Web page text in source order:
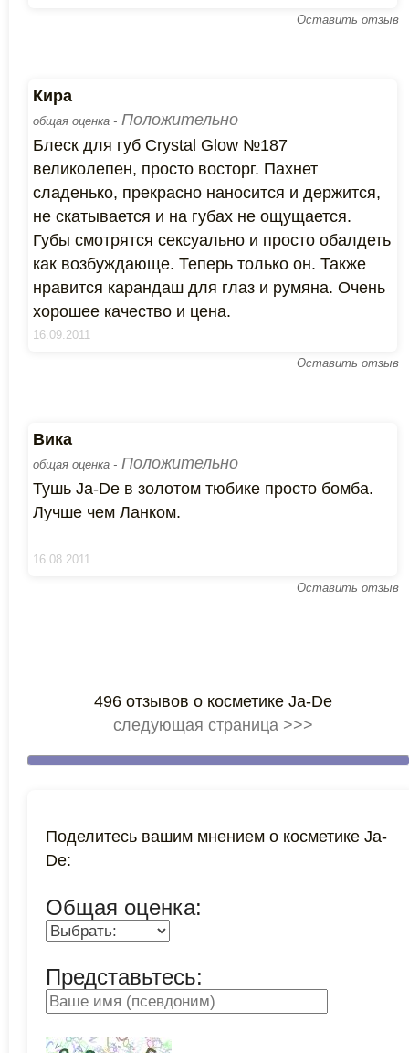
Оставить отзыв
Кира
общая оценка - Положительно
Блеск для губ Crystal Glow №187
великолепен, просто восторг. Пахнет
сладенько, прекрасно наносится и держится,
не скатывается и на губах не ощущается.
Губы смотрятся сексуально и просто обалдеть
как возбуждающе. Теперь только он. Также
нравится карандаш для глаз и румяна. Очень
хорошее качество и цена.
16.09.2011
Оставить отзыв
Вика
общая оценка - Положительно
Тушь Ja-De в золотом тюбике просто бомба.
Лучше чем Ланком.
16.08.2011
Оставить отзыв
496 отзывов о косметике Ja-De
следующая страница >>>
Поделитесь вашим мнением о косметике Ja-
De:
Общая оценка:
Представьтесь: